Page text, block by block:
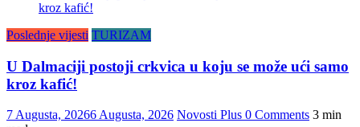
Poslednje vijesti TURIZAM
U Dalmaciji postoji crkvica u koju se može ući samo
kroz kafić!
7 Augusta, 20266 Augusta, 2026 Novosti Plus 0 Comments 3 min